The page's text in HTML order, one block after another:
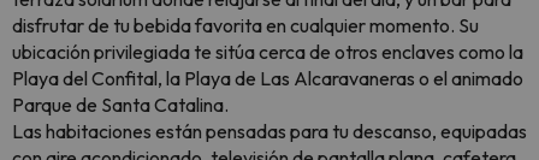
disfrutar de tu bebida favorita en cualquier momento. Su
ubicación privilegiada te sitúa cerca de otros enclaves como la
Playa del Confital, la Playa de Las Alcaravaneras o el animado
Parque de Santa Catalina.
Las habitaciones están pensadas para tu descanso, equipadas